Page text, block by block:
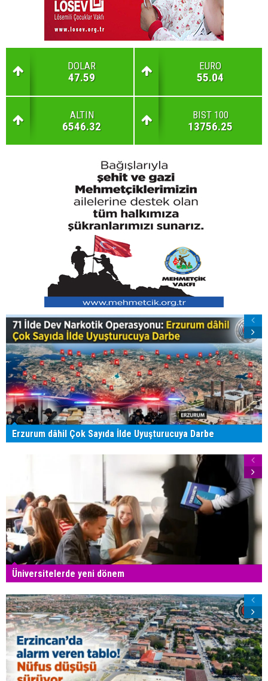
DOLAR
47.59
EURO
55.04
ALTIN
6546.32
BIST 100
13756.25
Erzurum dâhil Çok Sayıda İlde Uyuşturucuya Darbe
Üniversitelerde yeni dönem